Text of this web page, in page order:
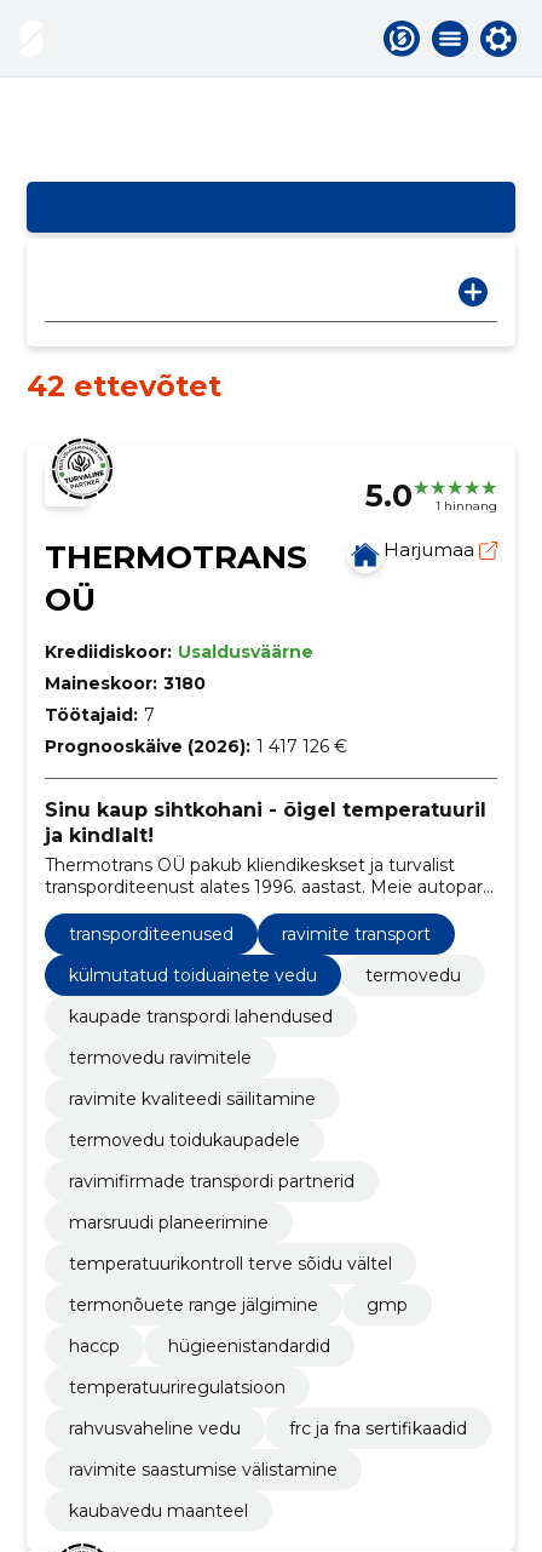
42 ettevõtet
5.0 1 hinnang
THERMOTRANS
OÜ
Harjumaa
Krediidiskoor: Usaldusväärne
Maineskoor: 3180
Töötajaid: 7
Prognooskäive (2026): 1 417 126 €
Sinu kaup sihtkohani - õigel temperatuuril
ja kindlalt!
Thermotrans OÜ pakub kliendikeskset ja turvalist
transporditeenust alates 1996. aastast. Meie autoparki
kuuluvad 11 veokit, millest 8 on kohandatud
temperatuurikindlateks vedudeks, mis tagavad
kaupade säilimise kindlal temperatuuril. Meil on ka
FRC ja FNA sertifikaadid ning võimalik on saada ka
temperatuuri väljatrükk.
transporditeenused
ravimite transport
külmutatud toiduainete vedu
termovedu
kaupade transpordi lahendused
termovedu ravimitele
ravimite kvaliteedi säilitamine
termovedu toidukaupadele
ravimifirmade transpordi partnerid
marsruudi planeerimine
temperatuurikontroll terve sõidu vältel
termonõuete range jälgimine
gmp
haccp
hügieenistandardid
temperatuuriregulatsioon
rahvusvaheline vedu
frc ja fna sertifikaadid
ravimite saastumise välistamine
kaubavedu maanteel